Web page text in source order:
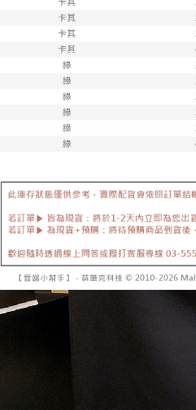
【宇迅國際】限一般住址，不支援智